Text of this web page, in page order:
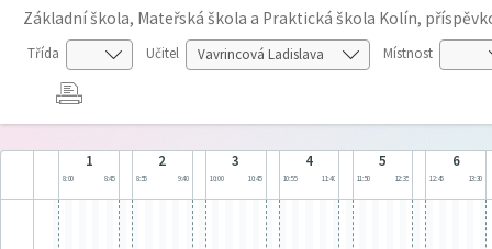
Základní škola, Mateřská škola a Praktická škola Kolín,
Třída Učitel Místnost
1
8:00 8:45
2
8:55 9:40
3
10:00 10:45
4
10:55 11:40
5
11:50 12:35
6
12:45 13:30